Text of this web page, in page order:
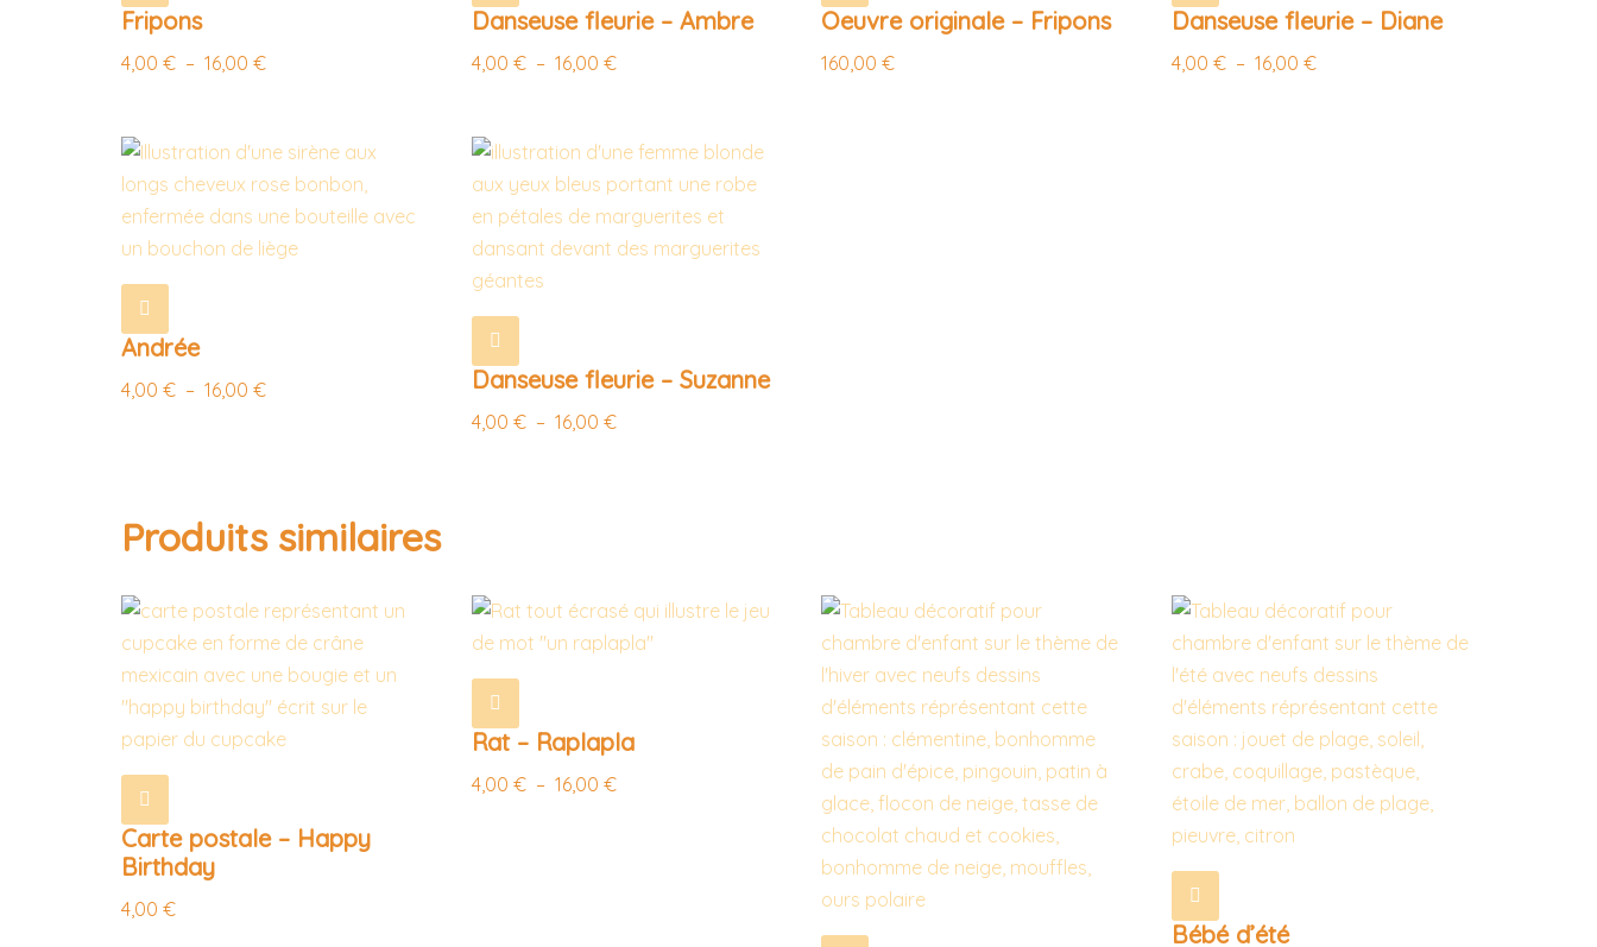
Fripons
4,00 € – 16,00 €
Danseuse fleurie – Ambre
4,00 € – 16,00 €
Oeuvre originale – Fripons
160,00€
Danseuse fleurie – Diane
4,00€ – 16,00€
Andrée
4,00 € – 16,00 € Danseuse fleurie – Suzanne
4,00 € – 16,00 €
Produits similaires
Carte postale – Happy
Birthday
4,00 €
Rat – Raplapla
4,00 € – 16,00 €
Bébé d’été